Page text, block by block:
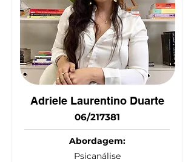
(15) 9 9664-0363
Adriele Laurentino Duarte
06/217381
Abordagem:
Psicanálise